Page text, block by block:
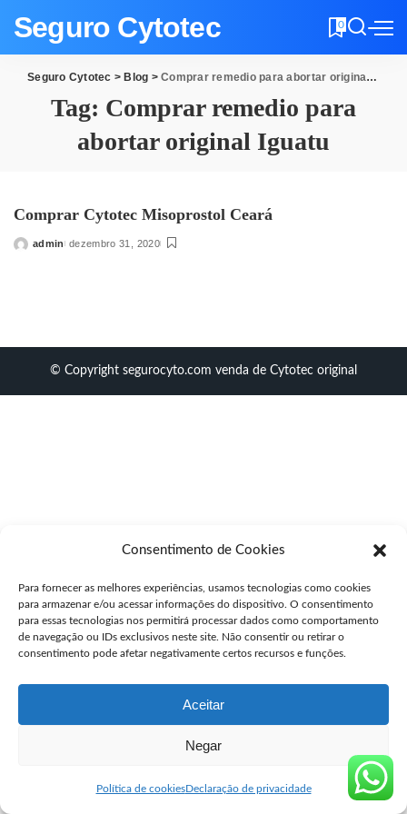
Consentimento de Cookies
Para fornecer as melhores experiências, usamos tecnologias como cookies
para armazenar e/ou acessar informações do dispositivo. O consentimento
para essas tecnologias nos permitirá processar dados como comportamento
de navegação ou IDs exclusivos neste site. Não consentir ou retirar o
consentimento pode afetar negativamente certos recursos e funções.
Aceitar
Negar
Política de cookiesDeclaração de privacidade
Seguro Cytotec 0
Seguro Cytotec > Blog >Comprar remedio para abortar original Iguatu
Tag: Comprar remedio para
abortar original Iguatu
Comprar Cytotec Misoprostol Ceará
Posted
admin dezembro 31, 2020
© Copyright segurocyto.com venda de Cytotec original